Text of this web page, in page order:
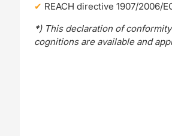
REACH directive 1907/2006/
*) This declaration of
cognitions are available and